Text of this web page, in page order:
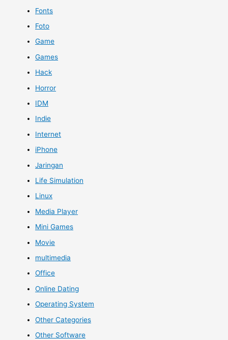
Fonts
Foto
Game
Games
Hack
Horror
IDM
Indie
Internet
iPhone
Jaringan
Life Simulation
Linux
Media Player
Mini Games
Movie
multimedia
Office
Online Dating
Operating System
Other Categories
Other Software